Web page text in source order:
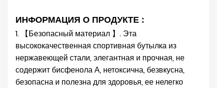
ИНФОРМАЦИЯ О ПРОДУКТЕ :
1. 【Безопасный материал 】. Эта
высококачественная спортивная бутылка из
нержавеющей стали, элегантная и прочная, не
содержит бисфенола А, нетоксична, безвкусна,
безопасна и полезна для здоровья, ее нелегко